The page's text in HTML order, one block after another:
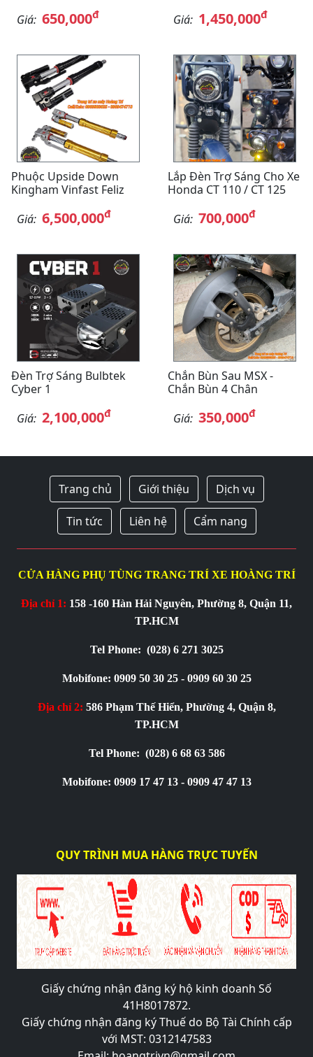
Giá: 650,000đ
Giá: 1,450,000đ
Phuộc Upside Down
Kingham Vinfast Feliz
Giá: 6,500,000đ
Lắp Đèn Trợ Sáng Cho Xe
Honda CT 110 / CT 125
Giá: 700,000đ
Đèn Trợ Sáng Bulbtek
Cyber 1
Giá: 2,100,000đ
Chắn Bùn Sau MSX -
Chắn Bùn 4 Chân
Giá: 350,000đ
Trang chủ Giới thiệu Dịch vụ
Tin tức Liên hệ Cẩm nang
CỬA HÀNG PHỤ TÙNG TRANG TRÍ XE HOÀNG TRÍ
Địa chỉ 1: 158 -160 Hàn Hải Nguyên, Phường 8, Quận 11,
TP.HCM
Tel Phone: (028) 6 271 3025
Mobifone: 0909 50 30 25 - 0909 60 30 25
Địa chỉ 2: 586 Phạm Thế Hiển, Phường 4, Quận 8,
TP.HCM
Tel Phone: (028) 6 68 63 586
Mobifone: 0909 17 47 13 - 0909 47 47 13
QUY TRÌNH MUA HÀNG TRỰC TUYẾN
Giấy chứng nhận đăng ký hộ kinh doanh Số
41H8017872.
Giấy chứng nhận đăng ký Thuế do Bộ Tài Chính cấp
với MST: 0312147583